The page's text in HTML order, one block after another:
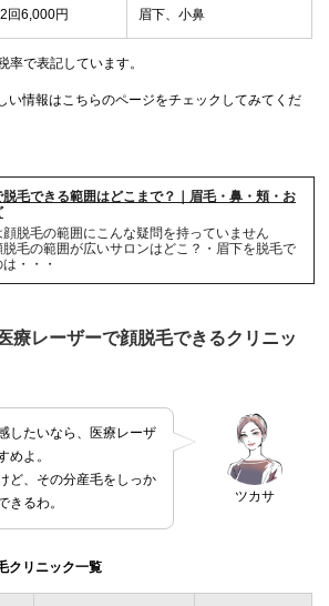
2回6,000円 眉下、小鼻
で表記しています。
い情報はこちらのページをチェックしてみてくだ
脱毛できる範囲はどこまで？｜眉毛・鼻・頬・お
顔脱毛の範囲にこんな疑問を持っていません
脱毛の範囲が広いサロンはどこ？・眉下を脱毛で
・・・
療レーザーで顔脱毛できるクリニッ
ツカサ
したいなら、医療レーザ
めよ。
ど、その分産毛をしっか
きるわ。
クリニック一覧